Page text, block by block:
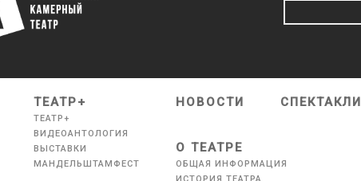
ТЕАТР+
ТЕАТР+
ВИДЕОАНТОЛОГИЯ
ВЫСТАВКИ
МАНДЕЛЬШТАМФЕСТ
НОВОСТИ СПЕКТАКЛИ
О ТЕАТРЕ
ОБЩАЯ ИНФОРМАЦИЯ
ИСТОРИЯ ТЕАТРА